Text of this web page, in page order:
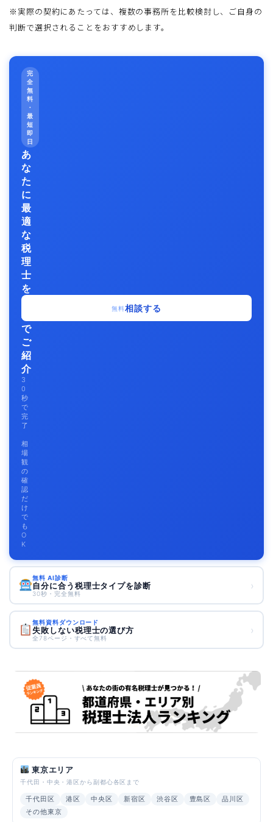
※実際の契約にあたっては、複数の事務所を比較検討し、ご自身の
判断で選択されることをおすすめします。
完
全
無
料
・
最
短
即
日
あ
な
た
に
最
適
な
税
理
士
を
無
料
で
ご
紹
介
3
0
秒
で
完
了
相
場
観
の
確
認
だ
け
で
も
O
K
無料相談する
無料 AI診断
自分に合う税理士タイプを診断
30秒・完全無料
›
無料資料ダウンロード
失敗しない税理士の選び方
全78ページ・すべて無料
›
東京エリア
千代田・中央・港区から副都心各区まで
千代田区 港区 中央区 新宿区 渋谷区 豊島区
品川区
その他東京